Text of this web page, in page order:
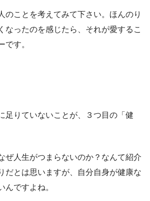
のことを考えてみて下さい。ほんのり
なったのを感じたら、それが愛するこ
です。
足りていないことが、３つ目の「健
ぜ人生がつまらないのか？なんて紹介
だとは思いますが、自分自身が健康な
んですよね。